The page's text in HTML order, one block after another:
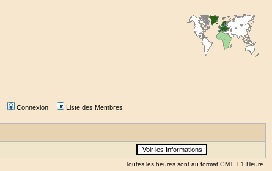
Connexion Liste des Membres
Toutes les heures sont au format GMT + 1 Heure